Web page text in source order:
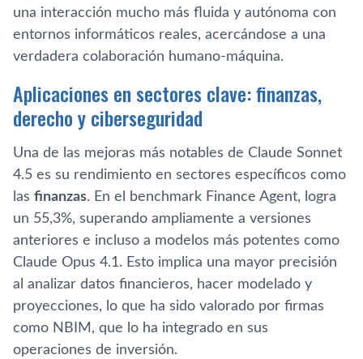
una interacción mucho más fluida y autónoma con
entornos informáticos reales, acercándose a una
verdadera colaboración humano-máquina.
Aplicaciones en sectores clave: finanzas,
derecho y ciberseguridad
Una de las mejoras más notables de Claude Sonnet
4.5 es su rendimiento en sectores específicos como
las finanzas. En el benchmark Finance Agent, logra
un 55,3%, superando ampliamente a versiones
anteriores e incluso a modelos más potentes como
Claude Opus 4.1. Esto implica una mayor precisión
al analizar datos financieros, hacer modelado y
proyecciones, lo que ha sido valorado por firmas
como NBIM, que lo ha integrado en sus
operaciones de inversión.